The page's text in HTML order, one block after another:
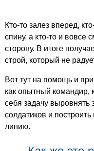
Кто-то залез вперед,
спину, а кто-то и вовсе
сторону. В итоге
строй, который не
Вот тут на помощь и
как опытный командир,
себя задачу выровнять
солдатиков и
линию.